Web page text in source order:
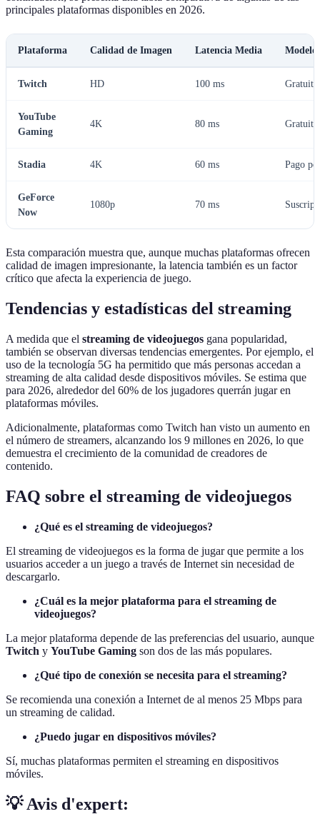
principales plataformas disponibles en 2026.
Plataforma Calidad de Imagen Latencia Media Modelo
Twitch HD 100 ms Gratuito
YouTube
Gaming
4K 80 ms Gratuito
Stadia 4K 60 ms Pago
GeForce
Now
1080p 70 ms
Esta comparación muestra que, aunque muchas plataformas ofrecen
calidad de imagen impresionante, la latencia también es un factor
crítico que afecta la experiencia de juego.
Tendencias y estadísticas del streaming
A medida que el streaming de videojuegos gana popularidad,
también se observan diversas tendencias emergentes. Por ejemplo, el
uso de la tecnología 5G ha permitido que más personas accedan a
streaming de alta calidad desde dispositivos móviles. Se estima que
para 2026, alrededor del 60% de los jugadores querrán jugar en
plataformas móviles.
Adicionalmente, plataformas como Twitch han visto un aumento en
el número de streamers, alcanzando los 9 millones en 2026, lo que
demuestra el crecimiento de la comunidad de creadores de
contenido.
FAQ sobre el streaming de videojuegos
¿Qué es el streaming de videojuegos?
El streaming de videojuegos es la forma de jugar que permite a los
usuarios acceder a un juego a través de Internet sin necesidad de
descargarlo.
¿Cuál es la mejor plataforma para el streaming de
videojuegos?
La mejor plataforma depende de las preferencias del usuario, aunque
Twitch y YouTube Gaming son dos de las más populares.
¿Qué tipo de conexión se necesita para el streaming?
Se recomienda una conexión a Internet de al menos 25 Mbps para
un streaming de calidad.
¿Puedo jugar en dispositivos móviles?
Sí, muchas plataformas permiten el streaming en dispositivos
móviles.
💡 Avis d'expert: